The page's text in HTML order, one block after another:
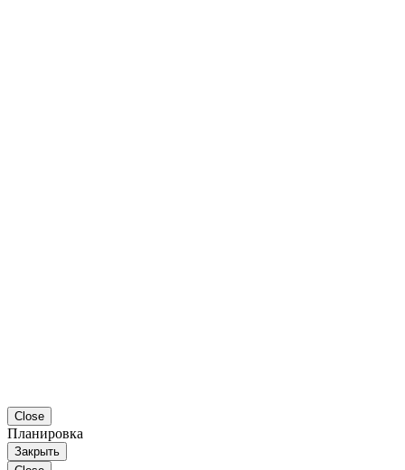
Close
Планировка
Закрыть